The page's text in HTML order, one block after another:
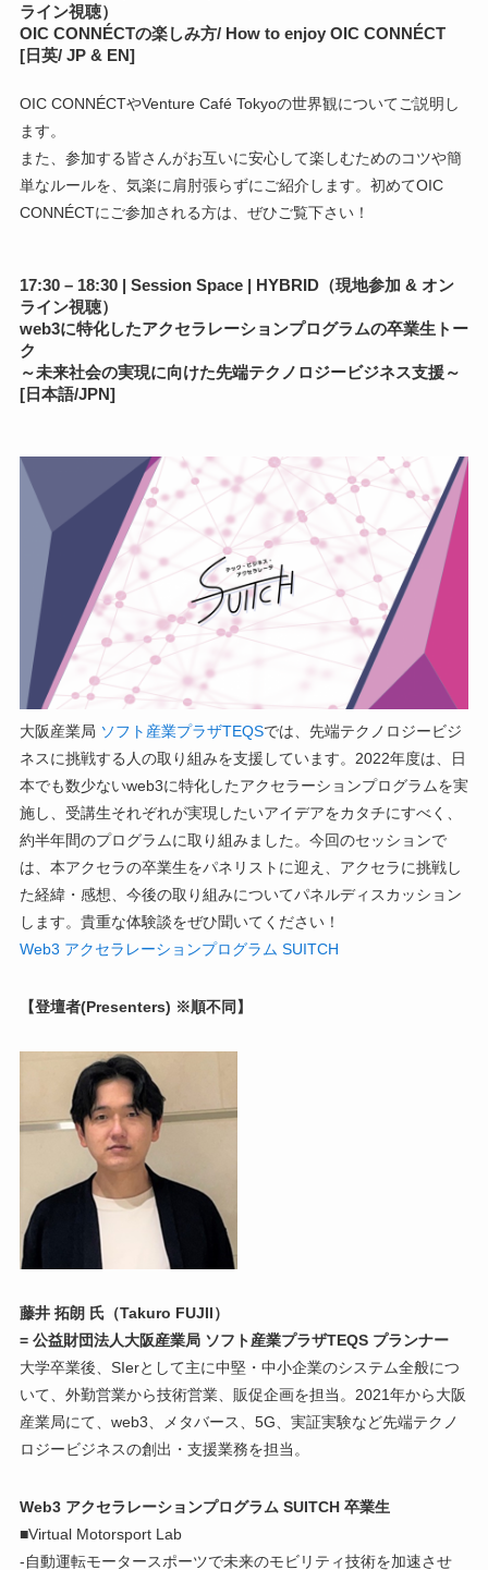
ライン視聴）
OIC CONNÉCTの楽しみ方/ How to enjoy OIC CONNÉCT
[日英/ JP & EN]
OIC CONNÉCTやVenture Café Tokyoの世界観についてご説明し
ます。
また、参加する皆さんがお互いに安心して楽しむためのコツや簡
単なルールを、気楽に肩肘張らずにご紹介します。初めてOIC
CONNÉCTにご参加される方は、ぜひご覧下さい！
17:30 – 18:30 | Session Space | HYBRID（現地参加 & オン
ライン視聴）
web3に特化したアクセラレーションプログラムの卒業生トー
ク
～未来社会の実現に向けた先端テクノロジービジネス支援～
[日本語/JPN]
大阪産業局 ソフト産業プラザTEQSでは、先端テクノロジービジ
ネスに挑戦する人の取り組みを支援しています。2022年度は、日
本でも数少ないweb3に特化したアクセラーションプログラムを実
施し、受講生それぞれが実現したいアイデアをカタチにすべく、
約半年間のプログラムに取り組みました。今回のセッションで
は、本アクセラの卒業生をパネリストに迎え、アクセラに挑戦し
た経緯・感想、今後の取り組みについてパネルディスカッション
します。貴重な体験談をぜひ聞いてください！
Web3 アクセラレーションプログラム SUITCH
【登壇者(Presenters) ※順不同】
藤井 拓朗 氏（Takuro FUJII）
= 公益財団法人大阪産業局 ソフト産業プラザTEQS プランナー
大学卒業後、SIerとして主に中堅・中小企業のシステム全般につ
いて、外勤営業から技術営業、販促企画を担当。2021年から大阪
産業局にて、web3、メタバース、5G、実証実験など先端テクノ
ロジービジネスの創出・支援業務を担当。
Web3 アクセラレーションプログラム SUITCH 卒業生
■Virtual Motorsport Lab
-自動運転モータースポーツで未来のモビリティ技術を加速させ